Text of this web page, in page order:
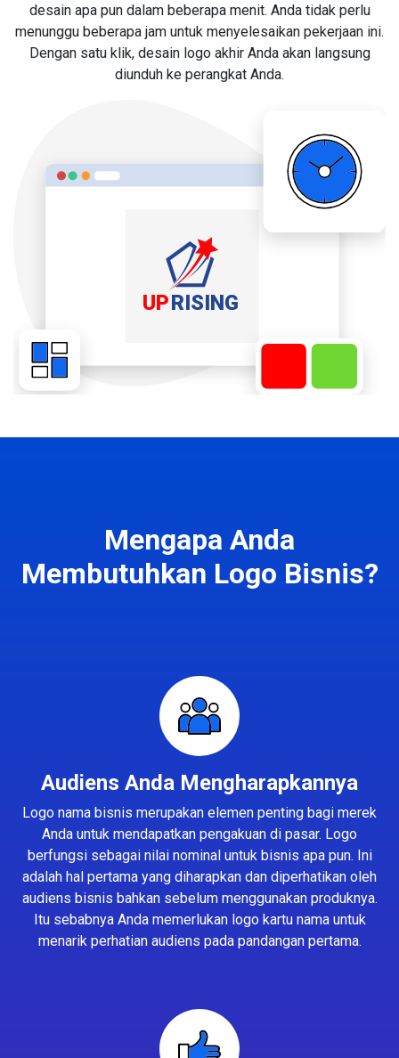
desain apa pun dalam beberapa menit. Anda tidak perlu
menunggu beberapa jam untuk menyelesaikan pekerjaan ini.
Dengan satu klik, desain logo akhir Anda akan langsung
diunduh ke perangkat Anda.
Mengapa Anda
Membutuhkan Logo Bisnis?
Audiens Anda Mengharapkannya
Logo nama bisnis merupakan elemen penting bagi merek
Anda untuk mendapatkan pengakuan di pasar. Logo
berfungsi sebagai nilai nominal untuk bisnis apa pun. Ini
adalah hal pertama yang diharapkan dan diperhatikan oleh
audiens bisnis bahkan sebelum menggunakan produknya.
Itu sebabnya Anda memerlukan logo kartu nama untuk
menarik perhatian audiens pada pandangan pertama.